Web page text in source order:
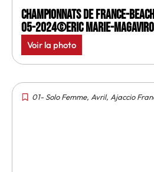
Championnats de France-
05-2024©Eric Marie-
Voir la photo
01- Solo Femme, Avril, Ajaccio